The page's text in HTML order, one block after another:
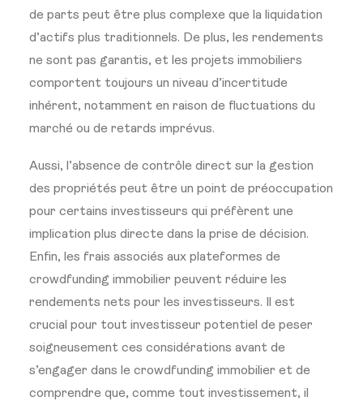
de parts peut être plus complexe que la liquidation
d’actifs plus traditionnels. De plus, les rendements
ne sont pas garantis, et les projets immobiliers
comportent toujours un niveau d’incertitude
inhérent, notamment en raison de fluctuations du
marché ou de retards imprévus.
Aussi, l’absence de contrôle direct sur la gestion
des propriétés peut être un point de préoccupation
pour certains investisseurs qui préfèrent une
implication plus directe dans la prise de décision.
Enfin, les frais associés aux plateformes de
crowdfunding immobilier peuvent réduire les
rendements nets pour les investisseurs. Il est
crucial pour tout investisseur potentiel de peser
soigneusement ces considérations avant de
s’engager dans le crowdfunding immobilier et de
comprendre que, comme tout investissement, il